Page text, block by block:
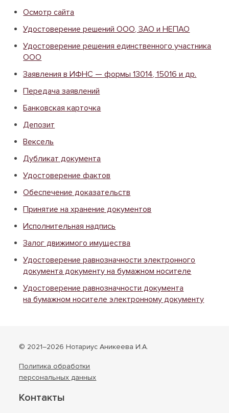
Осмотр сайта
Удостоверение решений ООО, ЗАО и НЕПАО
Удостоверение решения единственного участника
ООО
Заявления в ИФНС — формы 13014, 15016 и др.
Передача заявлений
Банковская карточка
Депозит
Вексель
Дубликат документа
Удостоверение фактов
Обеспечение доказательств
Принятие на хранение документов
Исполнительная надпись
Залог движимого имущества
Удостоверение равнозначности электронного
документа документу на бумажном носителе
Удостоверение равнозначности документа
на бумажном носителе электронному документу
© 2021–2026 Нотариус Аникеева И.А.
Политика обработки
персональных данных
Контакты